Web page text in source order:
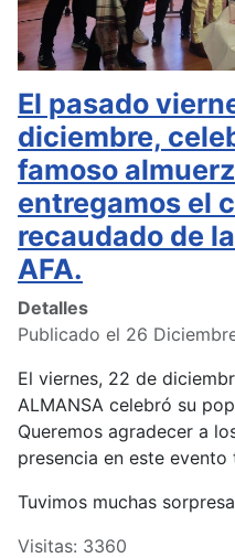
El pasado
diciembre,
famoso
entregamos el
recaudado de
AFA.
Detalles
Publicado el 26
El viernes, 22 de
ALMANSA celebró su
Queremos agradecer a
presencia en este
Tuvimos muchas
Visitas: 3360